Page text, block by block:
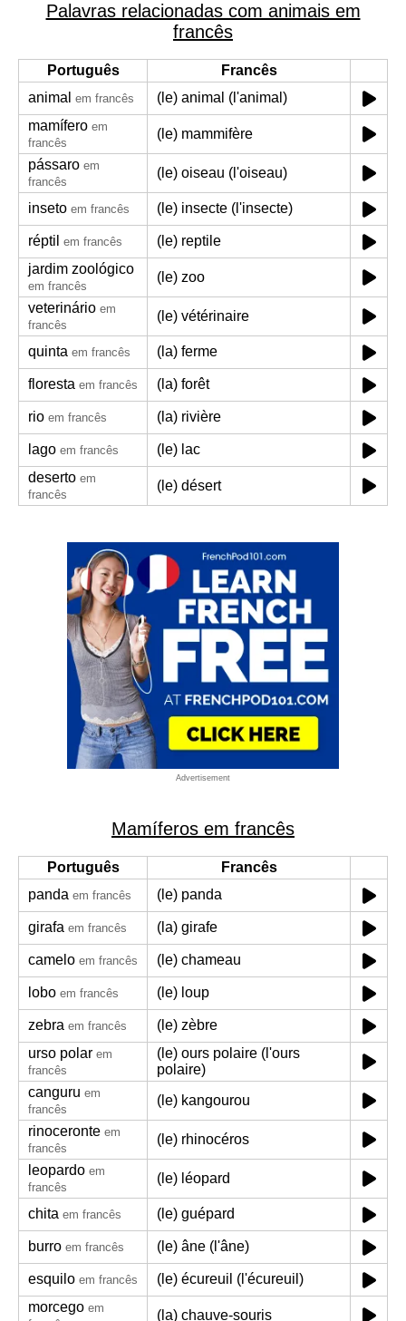
Palavras relacionadas com animais em
francês
Português
Francês
animal em francês
(le) animal (l'animal)
mamífero em
francês
(le) mammifère
pássaro em
francês
(le) oiseau (l'oiseau)
inseto em francês (le) insecte (l'insecte)
réptil em francês
(le) reptile
jardim zoológico
em francês
(le) zoo
veterinário em
francês
(le) vétérinaire
quinta em francês (la) ferme
floresta em francês (la) forêt
rio em francês (la) rivière
lago em francês
(le) lac
deserto em
francês
(le) désert
Advertisement
Mamíferos em francês
Português
Francês
panda em francês (le) panda
girafa em francês (la) girafe
camelo em francês (le) chameau
lobo em francês (le) loup
zebra em francês
(le) zèbre
urso polar em
francês
(le) ours polaire (l'ours
polaire)
canguru em
francês
(le) kangourou
rinoceronte em
francês
(le) rhinocéros
leopardo em
francês
(le) léopard
chita em francês (le) guépard
burro em francês (le) âne (l'âne)
esquilo em francês
(le) écureuil (l'écureuil)
morcego em
(la) chauve-souris